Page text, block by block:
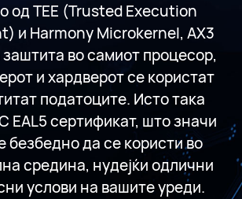
од TEE (Trusted Execution
и Harmony Microkernel, AX3
во самиот процесор,
и хардверот се користат
податоците. Исто така
EAL5 сертификат, што значи
безбедно да се користи во
средина, нудејќи одлични
услови на вашите уреди.